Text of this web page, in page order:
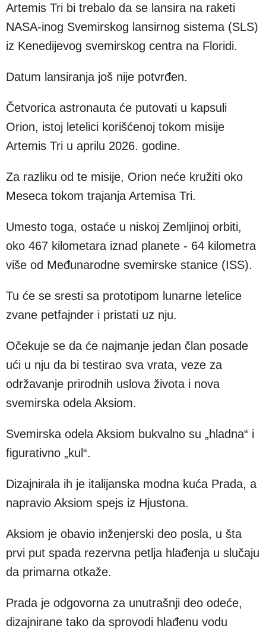
Artemis Tri bi trebalo da se lansira na raketi
NASA-inog Svemirskog lansirnog sistema (SLS)
iz Kenedijevog svemirskog centra na Floridi.
Datum lansiranja još nije potvrđen.
Četvorica astronauta će putovati u kapsuli
Orion, istoj letelici korišćenoj tokom misije
Artemis Tri u aprilu 2026. godine.
Za razliku od te misije, Orion neće kružiti oko
Meseca tokom trajanja Artemisa Tri.
Umesto toga, ostaće u niskoj Zemljinoj orbiti,
oko 467 kilometara iznad planete - 64 kilometra
više od Međunarodne svemirske stanice (ISS).
Tu će se sresti sa prototipom lunarne letelice
zvane petfajnder i pristati uz nju.
Očekuje se da će najmanje jedan član posade
ući u nju da bi testirao sva vrata, veze za
održavanje prirodnih uslova života i nova
svemirska odela Aksiom.
Svemirska odela Aksiom bukvalno su „hladna“ i
figurativno „kul“.
Dizajnirala ih je italijanska modna kuća Prada, a
napravio Aksiom spejs iz Hjustona.
Aksiom je obavio inženjerski deo posla, u šta
prvi put spada rezervna petlja hlađenja u slučaju
da primarna otkaže.
Prada je odgovorna za unutrašnji deo odeće,
dizajnirane tako da sprovodi hlađenu vodu